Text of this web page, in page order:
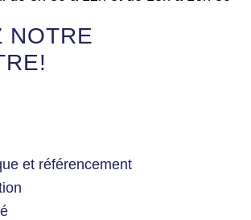
NOTRE
et référencement